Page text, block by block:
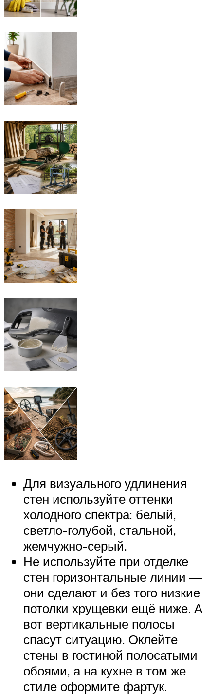
Для визуального удлинения
стен используйте оттенки
холодного спектра: белый,
светло-голубой, стальной,
жемчужно-серый.
Не используйте при отделке
стен горизонтальные линии —
они сделают и без того низкие
потолки хрущевки ещё ниже. А
вот вертикальные полосы
спасут ситуацию. Оклейте
стены в гостиной полосатыми
обоями, а на кухне в том же
стиле оформите фартук.